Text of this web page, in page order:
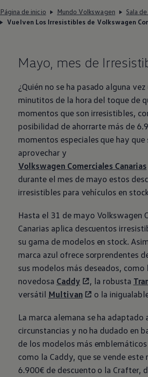
Página de inicio Mundo Volkswagen
Sala
Vuelven Los Irresistibles de Volkswagen
Mayo, mes de
¿Quién no se ha pasado alguna vez
minutitos de la hora del toque de
momentos que son irresistibles,
posibilidad de ahorrarte más de
momentos especiales que hay que
aprovechar y
VolkswagenComerciales Canarias
durante el mes de mayo estos
irresistibles para vehículos en
Hasta el 31 de mayo Volkswagen
Canarias aplica descuentos
su gama de modelos en stock.
marca azul ofrece sorprendentes
sus modelos más deseados, como
novedosa Caddy , la robusta
versátil Multivan o la
La marca alemana se ha adaptado
circunstancias y no ha dudado en
de los modelos más
como la Caddy, que se vende este
6.900€ de descuento o la Crafter,